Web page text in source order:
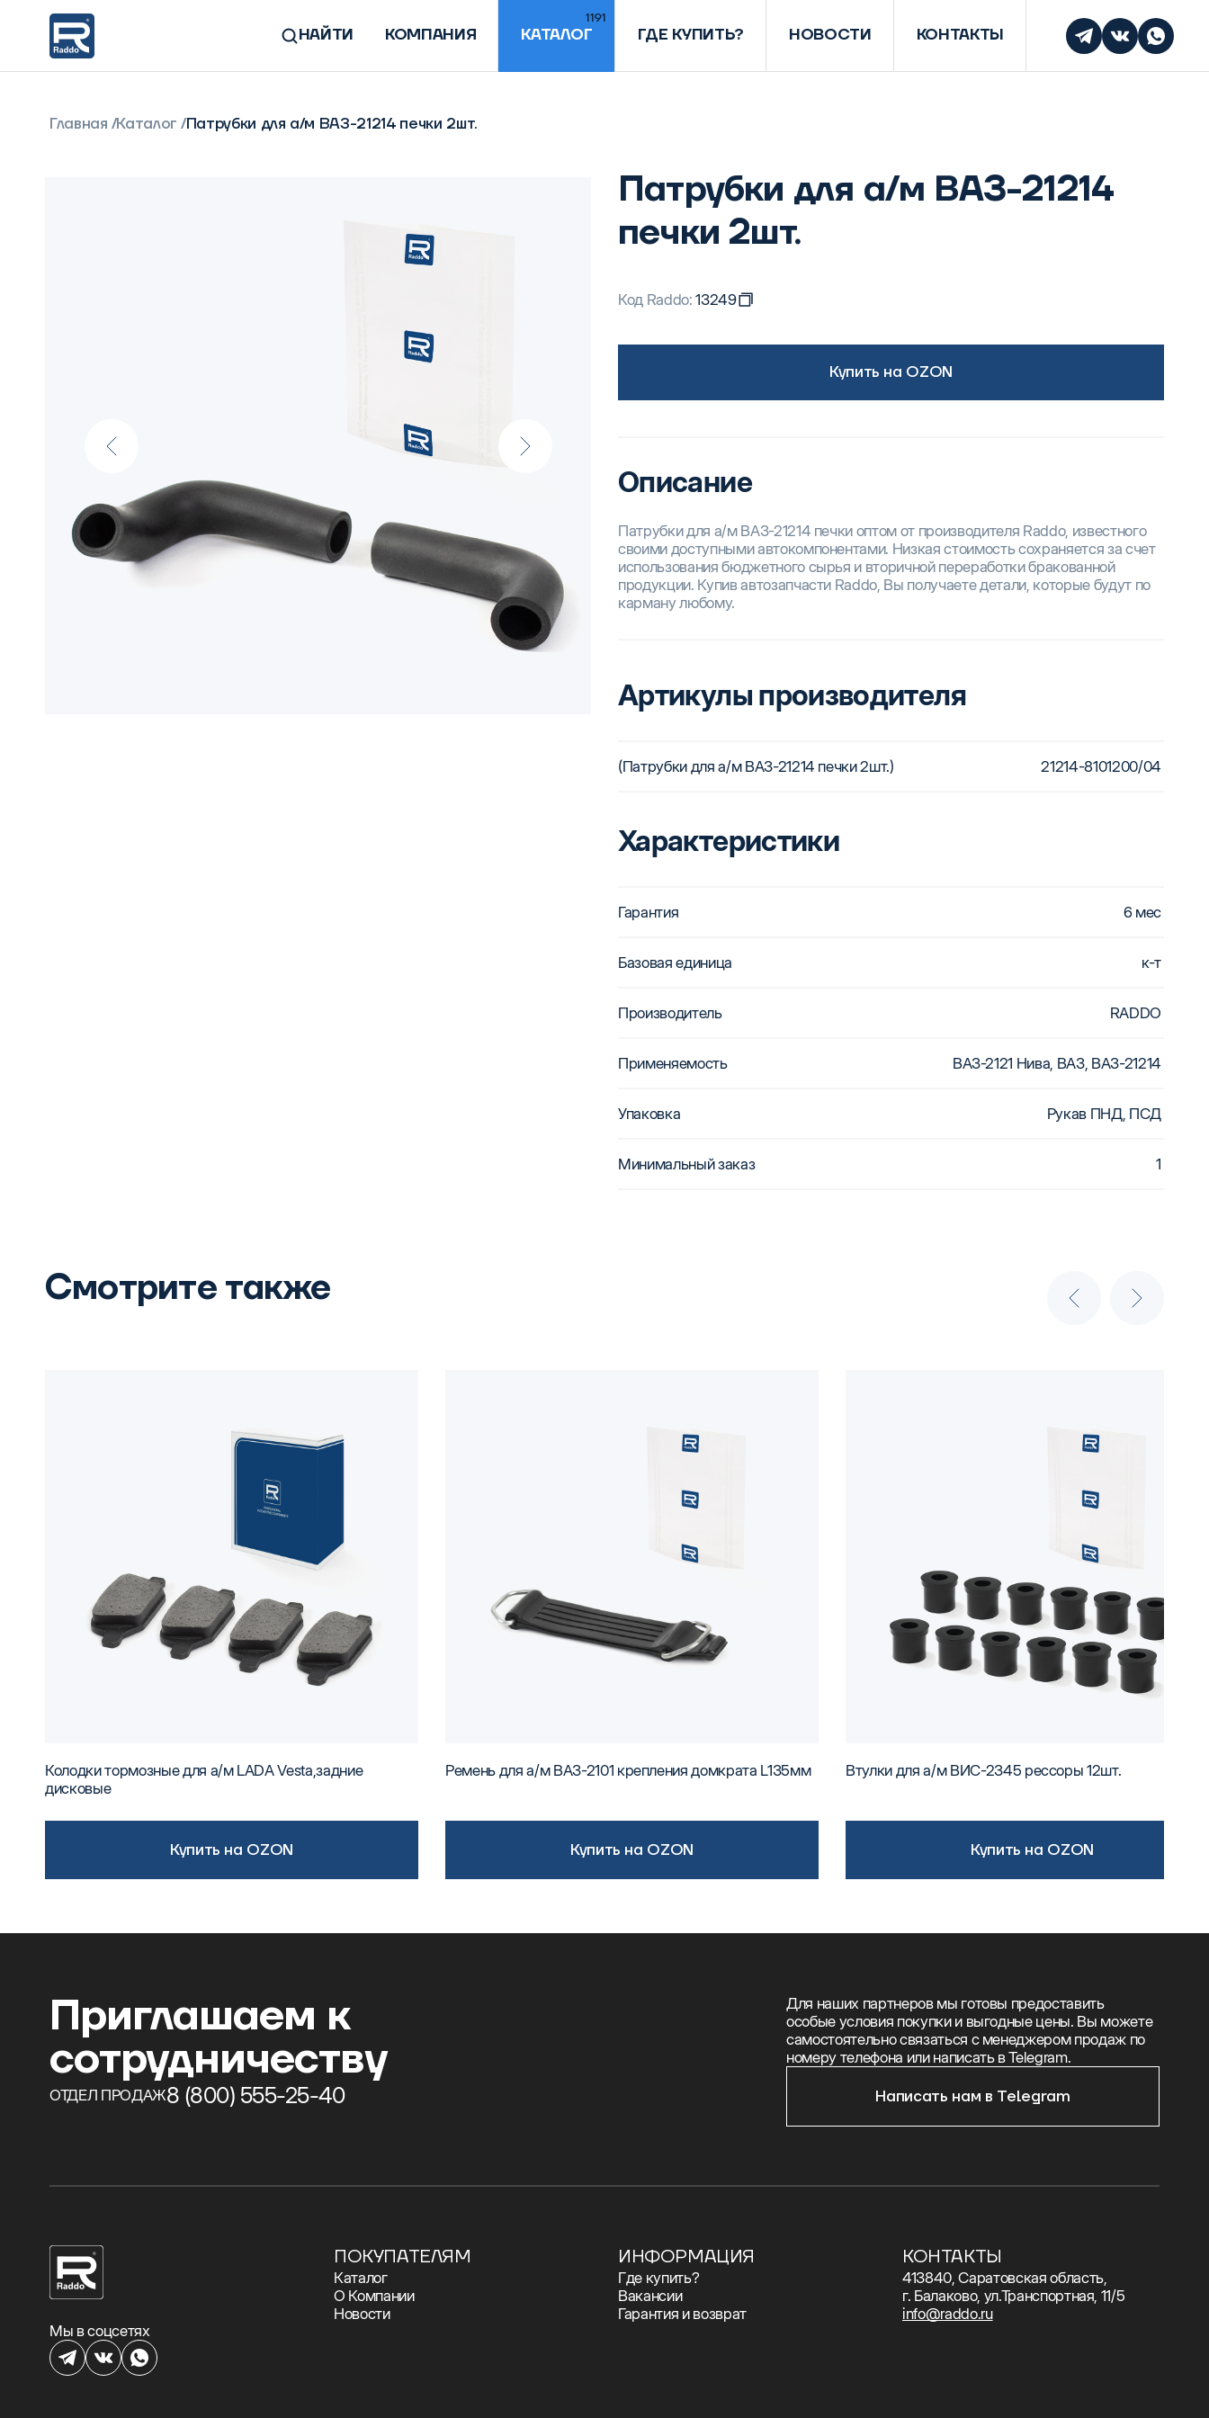
НАЙТИ КОМПАНИЯ КАТАЛОГ
1191
ГДЕ КУПИТЬ? НОВОСТИ КОНТАКТЫ
Главная Каталог Патрубки для а/м ВАЗ-21214 печки 2шт.
Патрубки для а/м ВАЗ-21214
печки 2шт.
Код Raddo:13249
Купить на OZON
Описание
Патрубки для а/м ВАЗ-21214 печки оптом от производителя Raddo, известного
своими доступными автокомпонентами. Низкая стоимость сохраняется за счет
использования бюджетного сырья и вторичной переработки бракованной
продукции. Купив автозапчасти Raddo, Вы получаете детали, которые будут по
карману любому.
Артикулы производителя
(Патрубки для а/м ВАЗ-21214 печки 2шт.) 21214-8101200/04
Характеристики
Гарантия 6 мес
Базовая единица к-т
Производитель RADDO
Применяемость ВАЗ-2121 Нива, ВАЗ, ВАЗ-21214
Упаковка Рукав ПНД, ПСД
Минимальный заказ 1
Смотрите также
Колодки тормозные для а/м LADA Vesta,задние
дисковые
Купить на OZON
Ремень для а/м ВАЗ-2101 крепления домкрата L135мм
Купить на OZON
Втулки для а/м ВИС-2345 рессоры 12шт.
Купить на OZON
Приглашаем к
сотрудничеству
ОТДЕЛ ПРОДАЖ8 (800) 555-25-40
Для наших партнеров мы готовы предоставить
особые условия покупки и выгодные цены. Вы можете
самостоятельно связаться с менеджером продаж по
номеру телефона или написать в Telegram.
Написать нам в Telegram
Мы в соцсетях
ПОКУПАТЕЛЯМ
Каталог
О Компании
Новости
ИНФОРМАЦИЯ
Где купить?
Вакансии
Гарантия и возврат
КОНТАКТЫ
413840, Саратовская область,
г. Балаково, ул.Транспортная, 11/5
info@raddo.ru